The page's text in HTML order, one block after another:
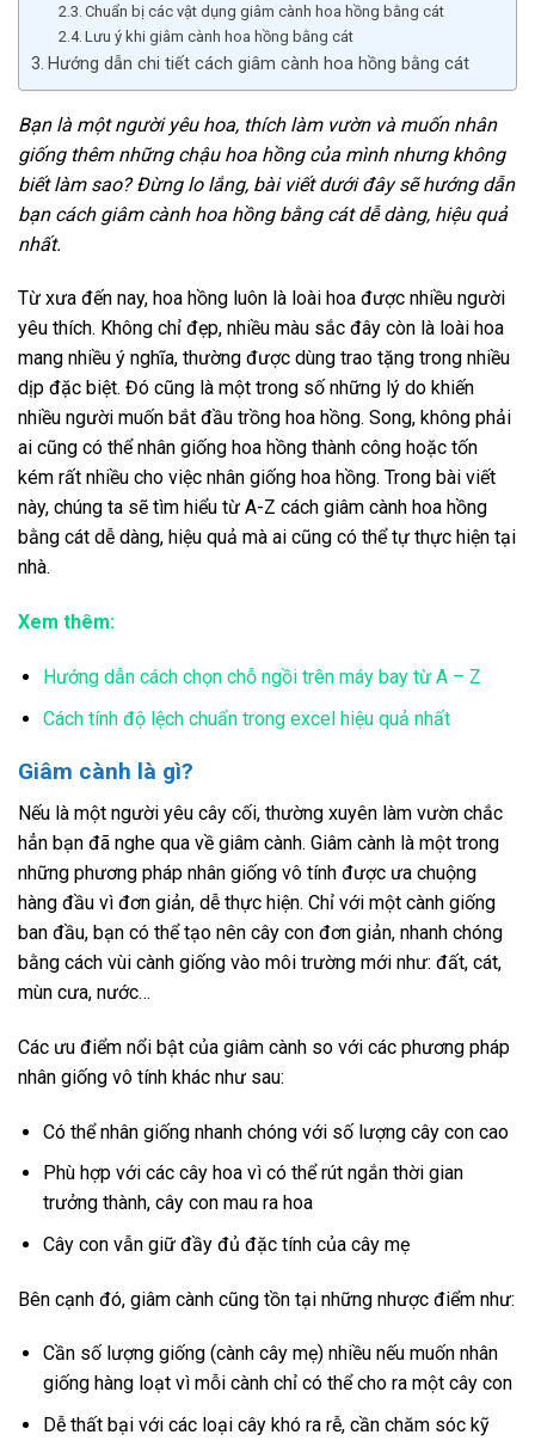
Chuẩn bị các vật dụng giâm cành hoa hồng bằng cát
Lưu ý khi giâm cành hoa hồng bằng cát
Hướng dẫn chi tiết cách giâm cành hoa hồng bằng cát
Bạn là một người yêu hoa, thích làm vườn và muốn nhân
giống thêm những chậu hoa hồng của mình nhưng không
biết làm sao? Đừng lo lắng, bài viết dưới đây sẽ hướng dẫn
bạn cách giâm cành hoa hồng bằng cát dễ dàng, hiệu quả
nhất.
Từ xưa đến nay, hoa hồng luôn là loài hoa được nhiều người
yêu thích. Không chỉ đẹp, nhiều màu sắc đây còn là loài hoa
mang nhiều ý nghĩa, thường được dùng trao tặng trong nhiều
dịp đặc biệt. Đó cũng là một trong số những lý do khiến
nhiều người muốn bắt đầu trồng hoa hồng. Song, không phải
ai cũng có thể nhân giống hoa hồng thành công hoặc tốn
kém rất nhiều cho việc nhân giống hoa hồng. Trong bài viết
này, chúng ta sẽ tìm hiểu từ A-Z cách giâm cành hoa hồng
bằng cát dễ dàng, hiệu quả mà ai cũng có thể tự thực hiện tại
nhà.
Xem thêm:
Hướng dẫn cách chọn chỗ ngồi trên máy bay từ A – Z
Cách tính độ lệch chuẩn trong excel hiệu quả nhất
Giâm cành là gì?
Nếu là một người yêu cây cối, thường xuyên làm vườn chắc
hẳn bạn đã nghe qua về giâm cành. Giâm cành là một trong
những phương pháp nhân giống vô tính được ưa chuộng
hàng đầu vì đơn giản, dễ thực hiện. Chỉ với một cành giống
ban đầu, bạn có thể tạo nên cây con đơn giản, nhanh chóng
bằng cách vùi cành giống vào môi trường mới như: đất, cát,
mùn cưa, nước…
Các ưu điểm nổi bật của giâm cành so với các phương pháp
nhân giống vô tính khác như sau:
Có thể nhân giống nhanh chóng với số lượng cây con cao
Phù hợp với các cây hoa vì có thể rút ngắn thời gian
trưởng thành, cây con mau ra hoa
Cây con vẫn giữ đầy đủ đặc tính của cây mẹ
Bên cạnh đó, giâm cành cũng tồn tại những nhược điểm như:
Cần số lượng giống (cành cây mẹ) nhiều nếu muốn nhân
giống hàng loạt vì mỗi cành chỉ có thể cho ra một cây con
Dễ thất bại với các loại cây khó ra rễ, cần chăm sóc kỹ